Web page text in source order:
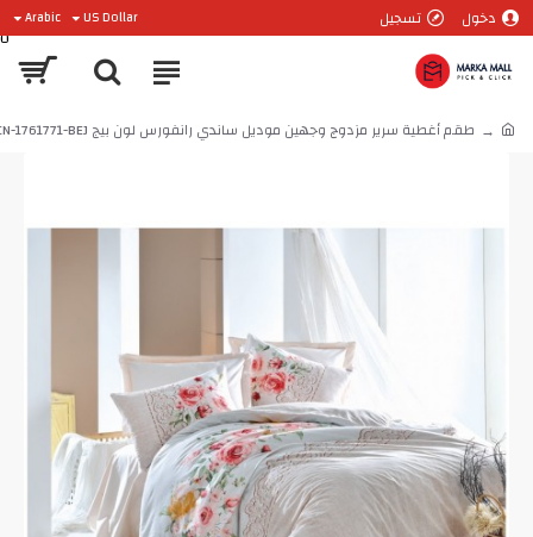
دخول تسجيل US Dollar
Arabic
0
طقم أغطية سرير مزدوج وجهين موديل ساندي رانفورس لون بيج CN-1761771-BEJ